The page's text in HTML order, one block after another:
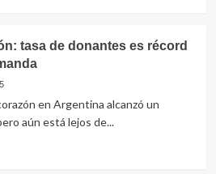
tasa de donantes es récord
en Argentina alcanzó un
aún está lejos de...